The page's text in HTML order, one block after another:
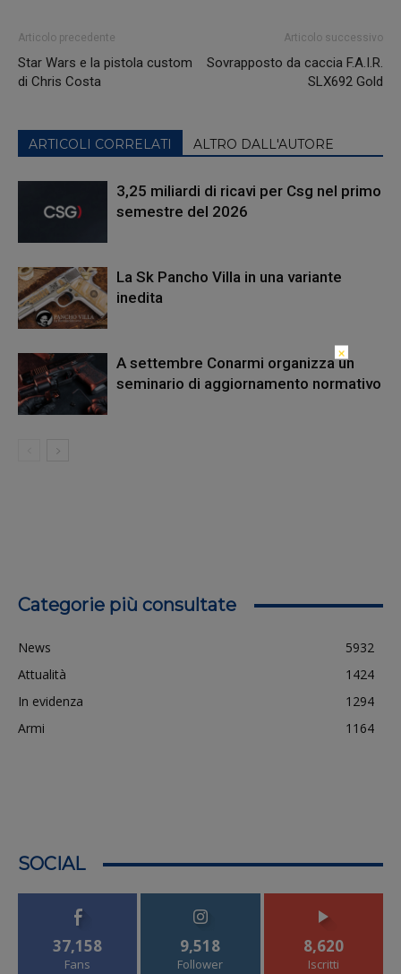
Articolo precedente
Star Wars e la pistola custom
di Chris Costa
Articolo successivo
Sovrapposto da caccia F.A.I.R.
SLX692 Gold
ARTICOLI CORRELATI ALTRO DALL'AUTORE
3,25 miliardi di ricavi per Csg nel primo
semestre del 2026
La Sk Pancho Villa in una variante
inedita
A settembre Conarmi organizza un
seminario di aggiornamento normativo
Categorie più consultate
News
5932
Attualità
1424
In evidenza
1294
Armi
1164
SOCIAL
37,158
Fans
9,518
Follower
8,620
Iscritti
×